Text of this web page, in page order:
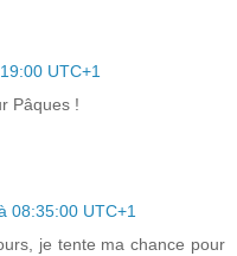
UTC+1
Pâques !
08:35:00 UTC+1
je tente ma chance pour